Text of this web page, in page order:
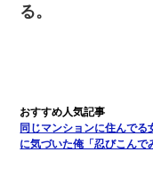
る。
同じマンションに住んで
に気づいた俺「忍びこん